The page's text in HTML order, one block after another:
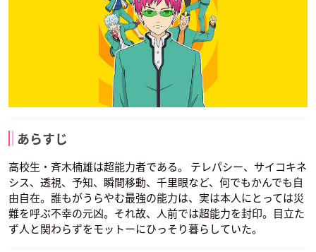
あらすじ
高校生・斉木楠雄は超能力者である。 テレパシー、サイコキネ
シス、透視、予知、瞬間移動、千里眼など、何でもかんでも自
由自在。誰もがうらやむ最強の能力は、実は本人にとっては災
難を呼ぶ不幸の元凶。それ故、人前では超能力を封印。目立た
ず人と関わらずをモットーにひっそり暮らしていた。